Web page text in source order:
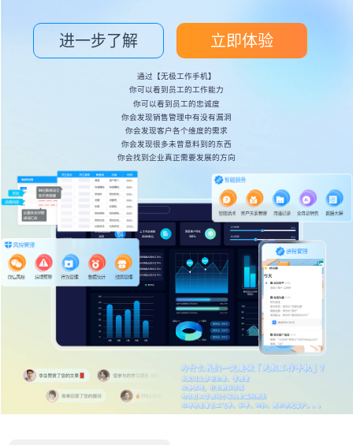
进一步了解 立即体验
通过【无极工作手机】
你可以看到员工的工作能力
你可以看到员工的忠诚度
你会发现销售管理中有没有漏洞
你会发现客户各个维度的需求
你会发现很多未曾意料到的东西
你会找到企业真正需要发展的方向